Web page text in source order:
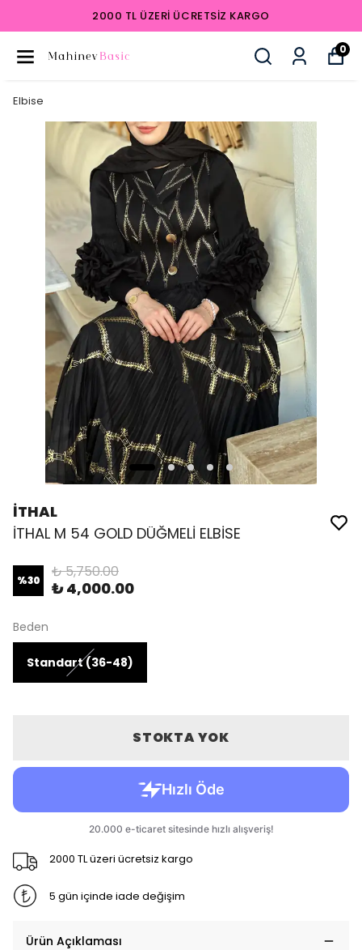
2000 TL ÜZERI ÜCRETSIZ KARGO
0
Elbise
İTHAL
İTHAL M 54 GOLD DÜĞMELİ ELBİSE
%30 ₺ 5,750.00
₺ 4,000.00
Beden
Standart (36-48)
STOKTA YOK
2000 TL üzeri ücretsiz kargo
5 gün içinde iade değişim
Ürün Açıklaması